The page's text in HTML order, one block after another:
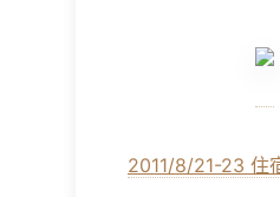
2011/8/21-23 住